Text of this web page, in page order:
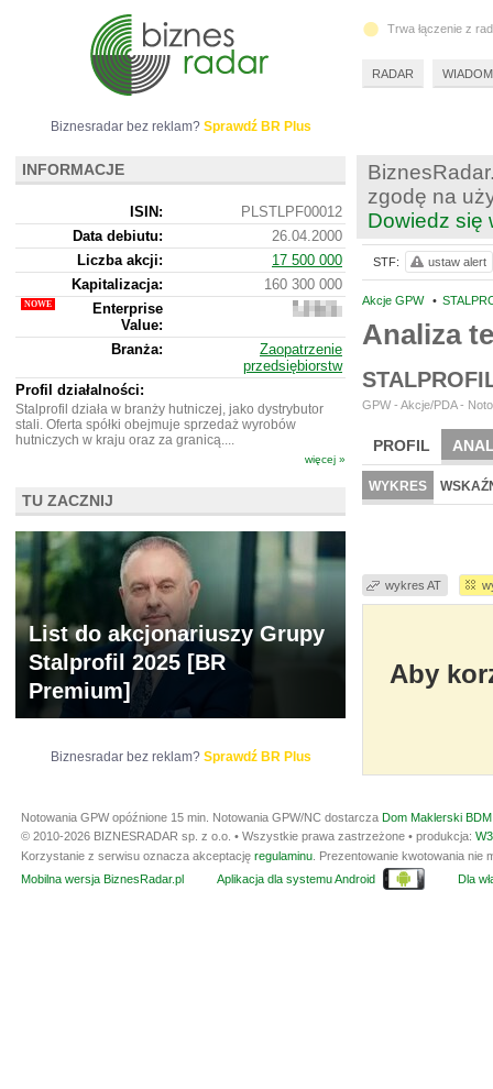
zgodę na
Dowiedz się
Akcje GPW •
Analiza
GPW - Akcje/PDA -
PROFIL
WYCENA BR
WYKRES
wykres AT
Aby
STF: ustaw alert
Biznesradar bez reklam? Sprawdź BR Plus
INFORMACJE
ISIN:
PLSTLPF00012
Data debiutu:
26.04.2000
Liczba akcji:
17 500 000
Kapitalizacja:
160 300 000
Enterprise
Value:
237
000
Branża:
Zaopatrzenie
przedsiębiorstw
Profil działalności:
Stalprofil działa w branży hutniczej, jako dystrybutor
stali. Oferta spółki obejmuje sprzedaż wyrobów
hutniczych w kraju oraz za granicą....
więcej »
TU ZACZNIJ
List do akcjonariuszy Grupy
Stalprofil 2025 [BR
Premium]
Biznesradar bez reklam? Sprawdź BR Plus
Trwa łączenie z
RADAR
Notowania GPW opóźnione 15 min. Notowania GPW/NC dostarcza Dom Maklerski
© 2010-2026 BIZNESRADAR sp. z o.o. • Wszystkie prawa zastrzeżone • produkcja:
Korzystanie z serwisu oznacza akceptację regulaminu . Prezentowanie kwotowania
Mobilna wersja BiznesRadar.pl
Aplikacja dla systemu Android Dla